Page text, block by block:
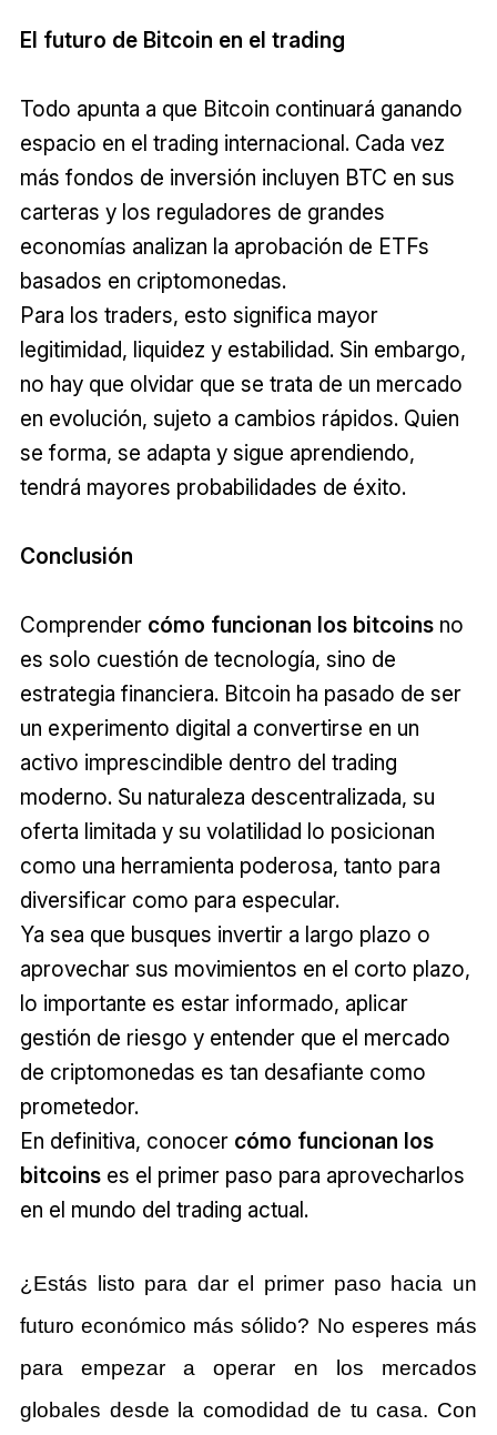
El futuro de Bitcoin en el trading
Todo apunta a que Bitcoin continuará ganando
espacio en el trading internacional. Cada vez
más fondos de inversión incluyen BTC en sus
carteras y los reguladores de grandes
economías analizan la aprobación de ETFs
basados en criptomonedas.
Para los traders, esto significa mayor
legitimidad, liquidez y estabilidad. Sin embargo,
no hay que olvidar que se trata de un mercado
en evolución, sujeto a cambios rápidos. Quien
se forma, se adapta y sigue aprendiendo,
tendrá mayores probabilidades de éxito.
Conclusión
Comprender cómo funcionan los bitcoinsno
es solo cuestión de tecnología, sino de
estrategia financiera. Bitcoin ha pasado de ser
un experimento digital a convertirse en un
activo imprescindible dentro del trading
moderno. Su naturaleza descentralizada, su
oferta limitada y su volatilidad lo posicionan
como una herramienta poderosa, tanto para
diversificar como para especular.
Ya sea que busques invertir a largo plazo o
aprovechar sus movimientos en el corto plazo,
lo importante es estar informado, aplicar
gestión de riesgo y entender que el mercado
de criptomonedas es tan desafiante como
prometedor.
En definitiva, conocer cómo funcionan los
bitcoinses el primer paso para aprovecharlos
en el mundo del trading actual.
¿Estás listo para dar el primer paso hacia un
futuro económico más sólido? No esperes más
para empezar a operar en los mercados
globales desde la comodidad de tu casa. Con